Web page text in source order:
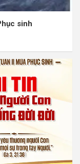
sinh